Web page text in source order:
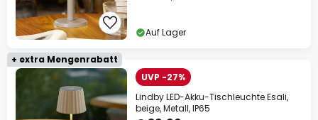
Auf Lager
+ extra Mengenrabatt
UVP -27%
Lindby LED-Akku-Tischleuchte Esali,
beige, Metall, IP65